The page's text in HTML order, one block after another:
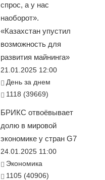
спрос, а у нас
наоборот».
«Казахстан упустил
возможность для
развития майнинга»
21.01.2025 12:00
День за днем
1118 (39669)
БРИКС отвоёвывает
долю в мировой
экономике у стран G7
24.01.2025 11:00
Экономика
1105 (40906)